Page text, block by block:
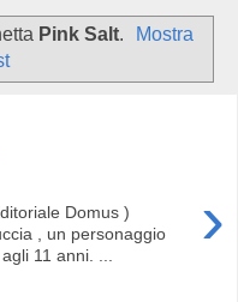
Pink Salt.
Mostra
›
Domus )
, un personaggio
11 anni. ...